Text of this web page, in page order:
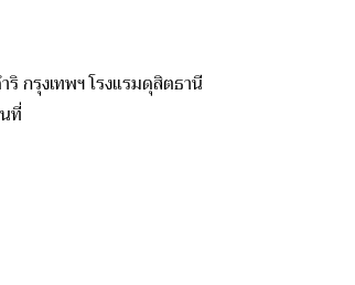
กรุงเทพฯ โรงแรมดุสิตธานี
ที่